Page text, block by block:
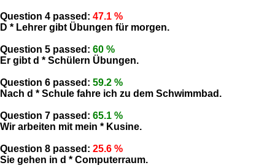
Question 4 passed: 47.1 %
D * Lehrer gibt Übungen für morgen.
Question 5 passed: 60 %
Er gibt d * Schülern Übungen.
Question 6 passed: 59.2 %
Nach d * Schule fahre ich zu dem Schwimmbad.
Question 7 passed: 65.1 %
Wir arbeiten mit mein * Kusine.
Question 8 passed: 25.6 %
Sie gehen in d * Computerraum.